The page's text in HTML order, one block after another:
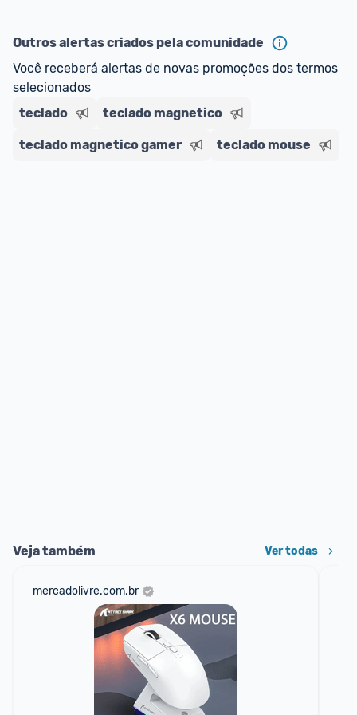
Outros alertas criados pela comunidade
Você receberá alertas de novas promoções dos termos
selecionados
teclado
teclado magnetico
teclado magnetico gamer teclado mouse
Veja também Ver todas
mercadolivre.com.br